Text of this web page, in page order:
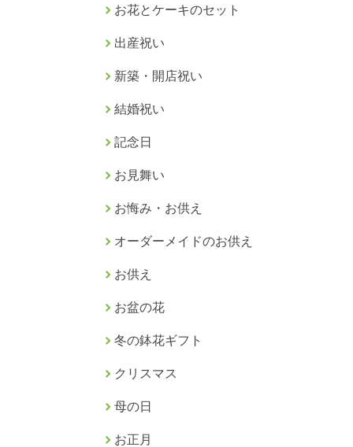
お花とケーキのセット
出産祝い
新築・開店祝い
結婚祝い
記念日
お見舞い
お悔み・お供え
オーダーメイドのお供え
お供え
お盆の花
冬の鉢花ギフト
クリスマス
母の日
お正月